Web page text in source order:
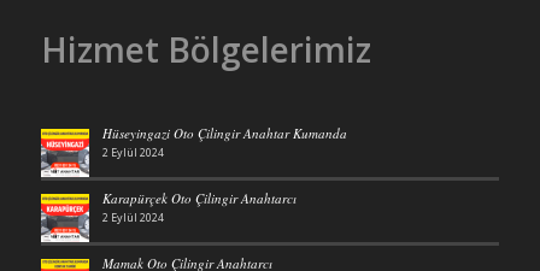
Hizmet Bölgelerimiz
Hüseyingazi Oto Çilingir Anahtar Kumanda
2 Eylül 2024
Karapürçek Oto Çilingir Anahtarcı
2 Eylül 2024
Mamak Oto Çilingir Anahtarcı